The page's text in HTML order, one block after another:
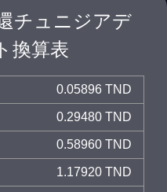
チュニジアデ
換算表
0.05896 TND
0.29480 TND
0.58960 TND
1.17920 TND